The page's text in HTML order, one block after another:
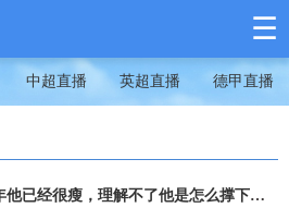
☰
中超直播 英超直播 德甲直播
他已经很瘦，理解不了他是怎么撑下来